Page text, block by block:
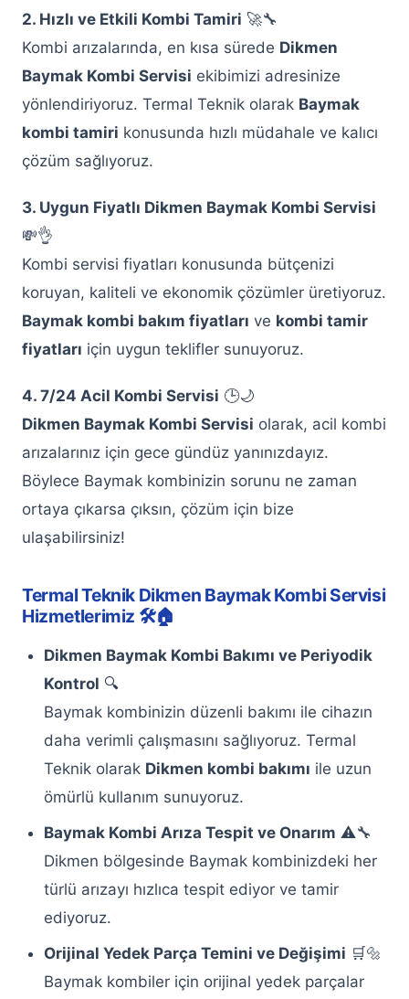
Keçiören Vaillant Kombi Servisi
Keçiören Ferroli Kombi Servisi
Keçiören Viessmann Kombi Servisi
Keçiören Ariston Kombi Servisi
Keçiören Bosch Kombi Servisi
Keçiören Çamaşır Makinesi Servisi
Keçiören Arçelik Çamaşır Makinesi
Servisi
Keçiören Bosch Çamaşır Makinesi
Servisi
Keçiören Altus Çamaşır Makinesi
Servisi
Keçiören Beko Çamaşır Makinesi
Servisi
Servisi
Servisi
Keçiören Samsung Çamaşır Makinesi
Keçiören Siemens Çamaşır Makinesi
Servisi
Keçiören Buzdolabı Servisi
Keçiören Vestel Buzdolabı Servisi
2. Hızlı ve Etkili Kombi Tamiri 🚀🔧
Kombi arızalarında, en kısa sürede Dikmen
Baymak Kombi Servisi ekibimizi adresinize
yönlendiriyoruz. Termal Teknik olarak Baymak
kombi tamiri konusunda hızlı müdahale ve kalıcı
çözüm sağlıyoruz.
3. Uygun Fiyatlı Dikmen Baymak Kombi Servisi
💸👌
Kombi servisi fiyatları konusunda bütçenizi
koruyan, kaliteli ve ekonomik çözümler üretiyoruz.
Baymak kombi bakım fiyatları ve kombi tamir
fiyatları için uygun teklifler sunuyoruz.
4. 7/24 Acil Kombi Servisi 🕒🌙
Dikmen Baymak Kombi Servisi olarak, acil kombi
arızalarınız için gece gündüz yanınızdayız.
Böylece Baymak kombinizin sorunu ne zaman
ortaya çıkarsa çıksın, çözüm için bize
ulaşabilirsiniz!
Termal Teknik Dikmen Baymak Kombi Servisi
Hizmetlerimiz 🛠️🏠
Dikmen Baymak Kombi Bakımı ve Periyodik
Kontrol 🔍
Baymak kombinizin düzenli bakımı ile cihazın
daha verimli çalışmasını sağlıyoruz. Termal
Teknik olarak Dikmen kombi bakımı ile uzun
ömürlü kullanım sunuyoruz.
Baymak Kombi Arıza Tespit ve Onarım ⚠️🔧
Dikmen bölgesinde Baymak kombinizdeki her
türlü arızayı hızlıca tespit ediyor ve tamir
ediyoruz.
Orijinal Yedek Parça Temini ve Değişimi 🛒🔩
Baymak kombiler için orijinal yedek parçalar